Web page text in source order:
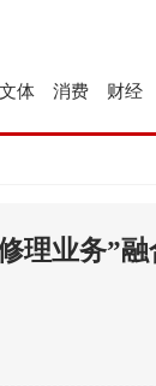
财经
消费
文体
理业务”